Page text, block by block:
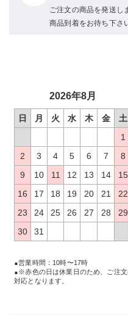
ご注文の商品を発送し
商品到着をお待ち下さ
2026年8月
日 月 火 水 木 金
土
1
2
3 4 5 6 7
8
9
10 11 12 13 14
15
16
17 18 19 20 21
22
23
24 25 26 27 28
29
30
31
営業時間：10時〜17時
※赤色の日は休業日のため、ご注
対応となります。